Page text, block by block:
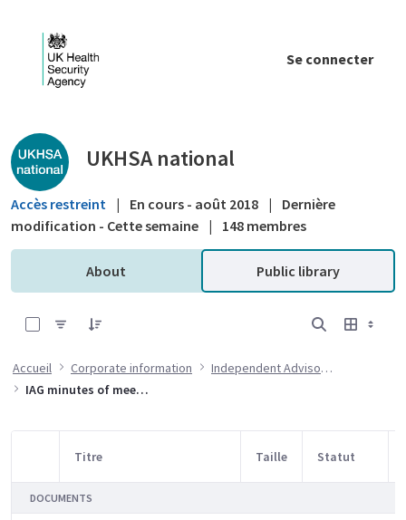
Se connecter
Public library - UKHSA national
UKHSA national
Accès restreint | En cours - août 2018 |
Dernière
modification - Cette semaine | 148 membres
About Public library
Accueil Corporate information
Independent Advisory Group
IAG minutes of meetings
Sélection d'article
Titre Taille Statut
DOCUMENTS